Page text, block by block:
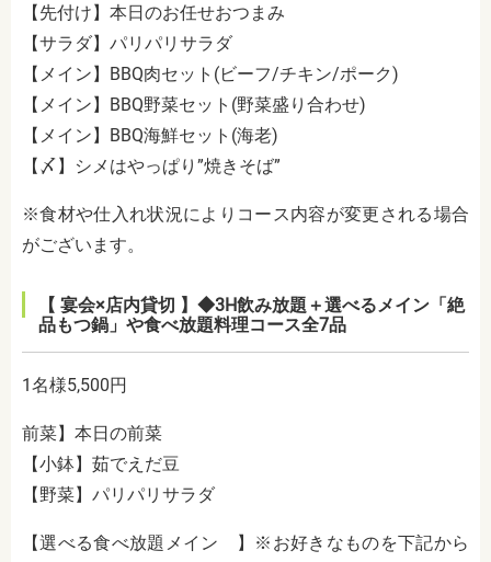
【先付け】本日のお任せおつまみ
【サラダ】パリパリサラダ
【メイン】BBQ肉セット(ビーフ/チキン/ポーク)
【メイン】BBQ野菜セット(野菜盛り合わせ)
【メイン】BBQ海鮮セット(海老)
【〆】シメはやっぱり”焼きそば”
※食材や仕入れ状況によりコース内容が変更される場合
がございます。
【 宴会×店内貸切 】◆3H飲み放題＋選べるメイン「絶
品もつ鍋」や食べ放題料理コース全7品
1名様5,500円
前菜】本日の前菜
【小鉢】茹でえだ豆
【野菜】パリパリサラダ
【選べる食べ放題メイン 】※お好きなものを下記から